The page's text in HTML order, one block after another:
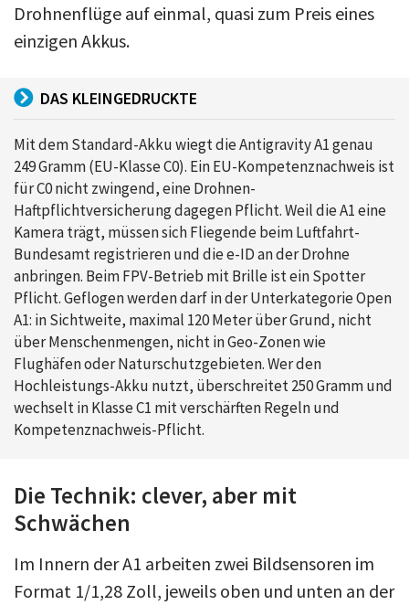
Drohnenflüge auf einmal, quasi zum Preis eines
einzigen Akkus.
DAS KLEINGEDRUCKTE
Mit dem Standard-Akku wiegt die Antigravity A1 genau
249 Gramm (EU-Klasse C0). Ein EU-Kompetenznachweis ist
für C0 nicht zwingend, eine Drohnen-
Haftpflichtversicherung dagegen Pflicht. Weil die A1 eine
Kamera trägt, müssen sich Fliegende beim Luftfahrt-
Bundesamt registrieren und die e-ID an der Drohne
anbringen. Beim FPV-Betrieb mit Brille ist ein Spotter
Pflicht. Geflogen werden darf in der Unterkategorie Open
A1: in Sichtweite, maximal 120 Meter über Grund, nicht
über Menschenmengen, nicht in Geo-Zonen wie
Flughäfen oder Naturschutzgebieten. Wer den
Hochleistungs-Akku nutzt, überschreitet 250 Gramm und
wechselt in Klasse C1 mit verschärften Regeln und
Kompetenznachweis-Pflicht.
Die Technik: clever, aber mit
Schwächen
Im Innern der A1 arbeiten zwei Bildsensoren im
Format 1/1,28 Zoll, jeweils oben und unten an der